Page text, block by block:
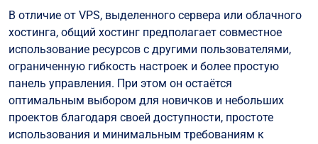
В отличие от VPS, выделенного сервера или облачного
хостинга, общий хостинг предполагает совместное
использование ресурсов с другими пользователями,
ограниченную гибкость настроек и более простую
панель управления. При этом он остаётся
оптимальным выбором для новичков и небольших
проектов благодаря своей доступности, простоте
использования и минимальным требованиям к